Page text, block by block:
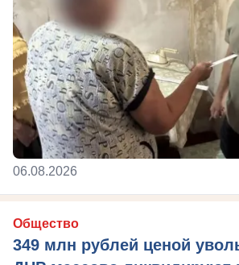
06.08.2026
Общество
349 млн рублей ценой